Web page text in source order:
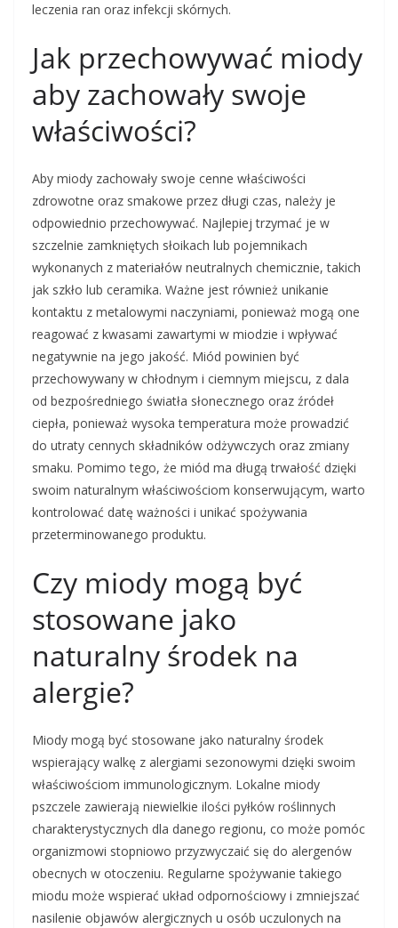
leczenia ran oraz infekcji skórnych.
Jak przechowywać miody
aby zachowały swoje
właściwości?
Aby miody zachowały swoje cenne właściwości
zdrowotne oraz smakowe przez długi czas, należy je
odpowiednio przechowywać. Najlepiej trzymać je w
szczelnie zamkniętych słoikach lub pojemnikach
wykonanych z materiałów neutralnych chemicznie, takich
jak szkło lub ceramika. Ważne jest również unikanie
kontaktu z metalowymi naczyniami, ponieważ mogą one
reagować z kwasami zawartymi w miodzie i wpływać
negatywnie na jego jakość. Miód powinien być
przechowywany w chłodnym i ciemnym miejscu, z dala
od bezpośredniego światła słonecznego oraz źródeł
ciepła, ponieważ wysoka temperatura może prowadzić
do utraty cennych składników odżywczych oraz zmiany
smaku. Pomimo tego, że miód ma długą trwałość dzięki
swoim naturalnym właściwościom konserwującym, warto
kontrolować datę ważności i unikać spożywania
przeterminowanego produktu.
Czy miody mogą być
stosowane jako
naturalny środek na
alergie?
Miody mogą być stosowane jako naturalny środek
wspierający walkę z alergiami sezonowymi dzięki swoim
właściwościom immunologicznym. Lokalne miody
pszczele zawierają niewielkie ilości pyłków roślinnych
charakterystycznych dla danego regionu, co może pomóc
organizmowi stopniowo przyzwyczaić się do alergenów
obecnych w otoczeniu. Regularne spożywanie takiego
miodu może wspierać układ odpornościowy i zmniejszać
nasilenie objawów alergicznych u osób uczulonych na